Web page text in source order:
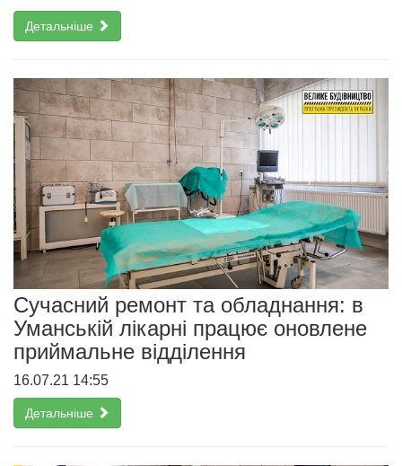
Детальніше
Сучасний ремонт та обладнання: в
Уманській лікарні працює оновлене
приймальне відділення
16.07.21 14:55
Детальніше